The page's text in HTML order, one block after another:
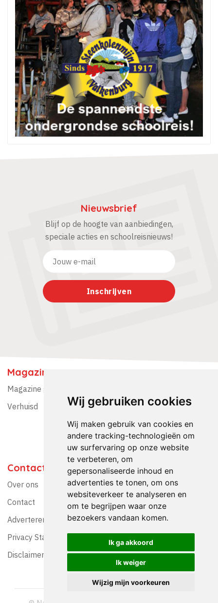
Wij gebruiken cookies
Wij maken gebruik van cookies en
andere tracking-technologieën om
uw surfervaring op onze website
te verbeteren, om
gepersonaliseerde inhoud en
advertenties te tonen, om ons
websiteverkeer te analyseren en
om te begrijpen waar onze
bezoekers vandaan komen.
Ik ga akkoord
Ik weiger
Wijzig mijn voorkeuren
Nieuwsbrief
Blijf op de hoogte van aanbiedingen,
speciale acties en schoolreisnieuws!
Magazine
Magazine gratis ontvangen?
Verhuisd
Contact
Over ons
Contact
Adverteren?
Privacy Statement
Disclaimer